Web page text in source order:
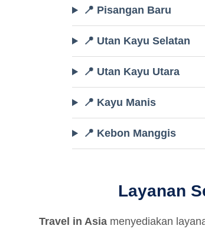
📍 Pisangan Baru
📍 Utan Kayu Selatan
📍 Utan Kayu Utara
📍 Kayu Manis
📍 Kebon Manggis
Layanan
Travel in Asiamenyediakan